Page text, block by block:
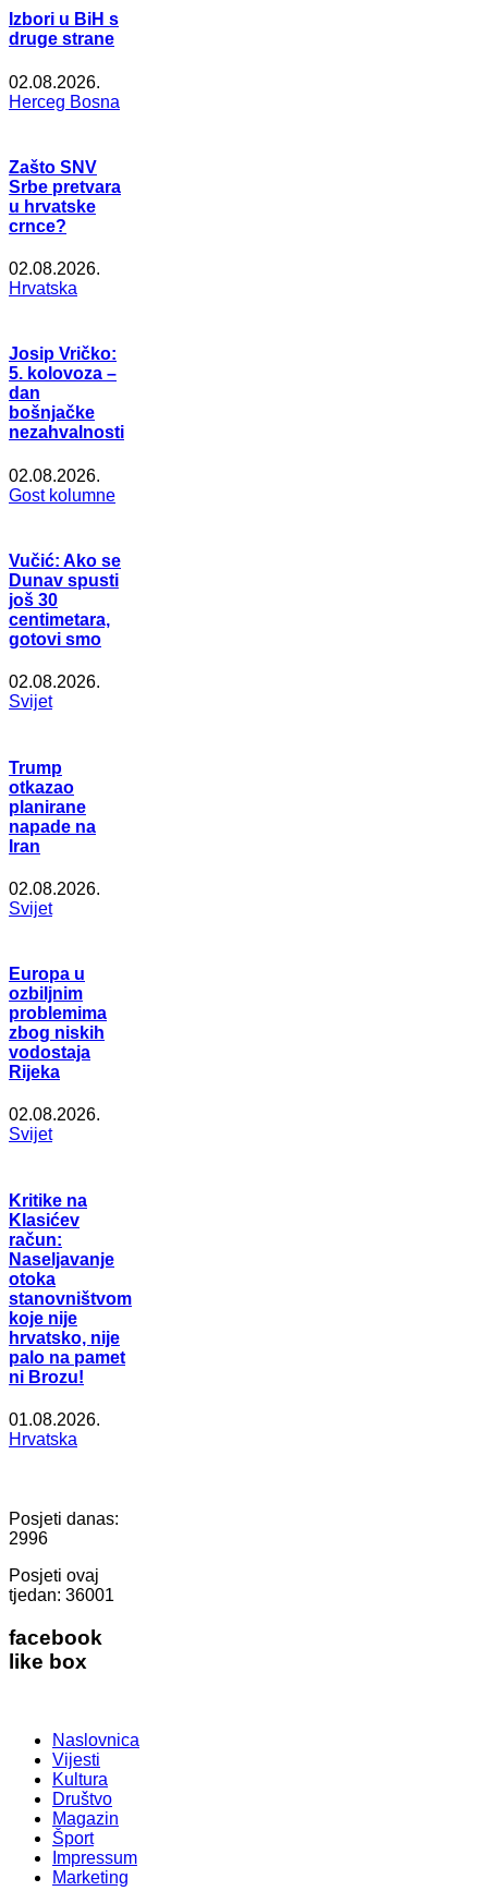
Izbori u BiH s
druge strane
02.08.2026.
Herceg Bosna
Zašto SNV
Srbe pretvara
u hrvatske
crnce?
02.08.2026.
Hrvatska
Josip Vričko:
5. kolovoza –
dan
bošnjačke
nezahvalnosti
02.08.2026.
Gost kolumne
Vučić: Ako se
Dunav spusti
još 30
centimetara,
gotovi smo
02.08.2026.
Svijet
Trump
otkazao
planirane
napade na
Iran
02.08.2026.
Svijet
Europa u
ozbiljnim
problemima
zbog niskih
vodostaja
Rijeka
02.08.2026.
Svijet
Kritike na
Klasićev
račun:
Naseljavanje
otoka
stanovništvom
koje nije
hrvatsko, nije
palo na pamet
ni Brozu!
01.08.2026.
Hrvatska
Posjeti danas:
2996
Posjeti ovaj
tjedan: 36001
facebook
like box
Naslovnica
Vijesti
Kultura
Društvo
Magazin
Šport
Impressum
Marketing